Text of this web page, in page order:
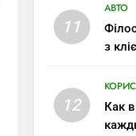
11
АВТО
з
12
Как